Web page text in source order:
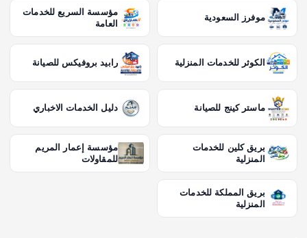
موفرز السعودية
مؤسسة السريع للخدمات
العامة
الكوثر للخدمات المنزلية رابيد بروفيكس للصيانة
ماستر كينج للصيانة دليل الخدمات الاخباري
بريق كلين للخدمات
المنزلية
مؤسسة إعمار المريم
للمقاولات
بريق المملكة للخدمات
المنزلية